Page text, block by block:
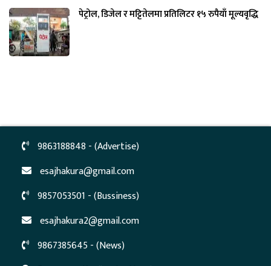
पेट्रोल, डिजेल र मट्टितेलमा प्रतिलिटर १५ रुपैयाँ मूल्यवृद्धि
9863188848 - (Advertise)
esajhakura@gmail.com
9857053501 - (Bussiness)
esajhakura2@gmail.com
9867385645 - (News)